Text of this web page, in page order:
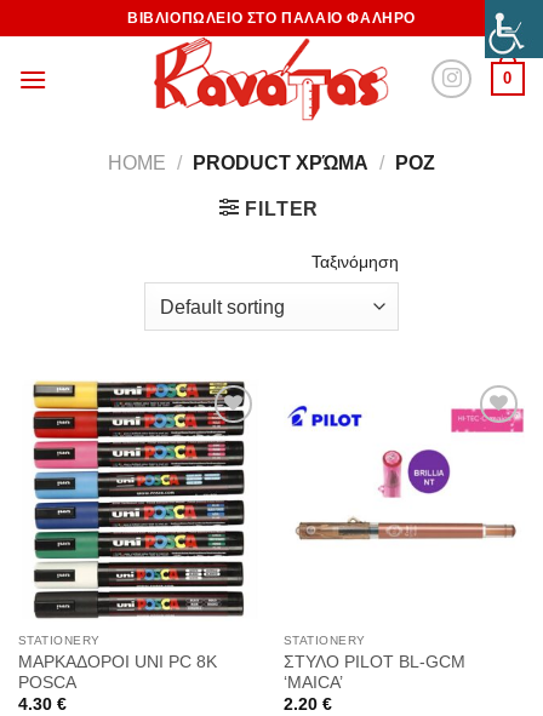
ΒΙΒΛΙΟΠΩΛΕΙΟ ΣΤΟ ΠΑΛΑΙΟ ΦΑΛΗΡΟ
0
HOME / PRODUCT ΧΡΏΜΑ / ΡΟΖ
FILTER
Ταξινόμηση
Προσθήκη
στη
Wishlist
STATIONERY
ΜΑΡΚΑΔΟΡΟΙ UNI PC 8K
POSCA
4.30 €
Προσθήκη
STATIONERY
ΣΤΥΛΟ PILOT BL-GCM
‘MAICA’
2.20 €